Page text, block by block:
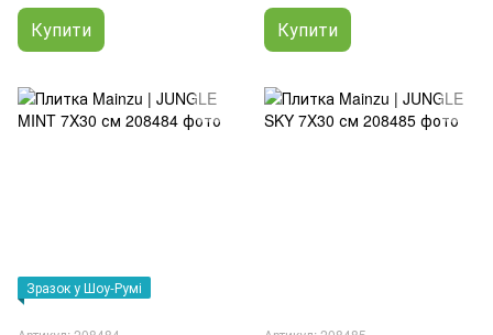
Купити Купити
Зразок у Шоу-Румі